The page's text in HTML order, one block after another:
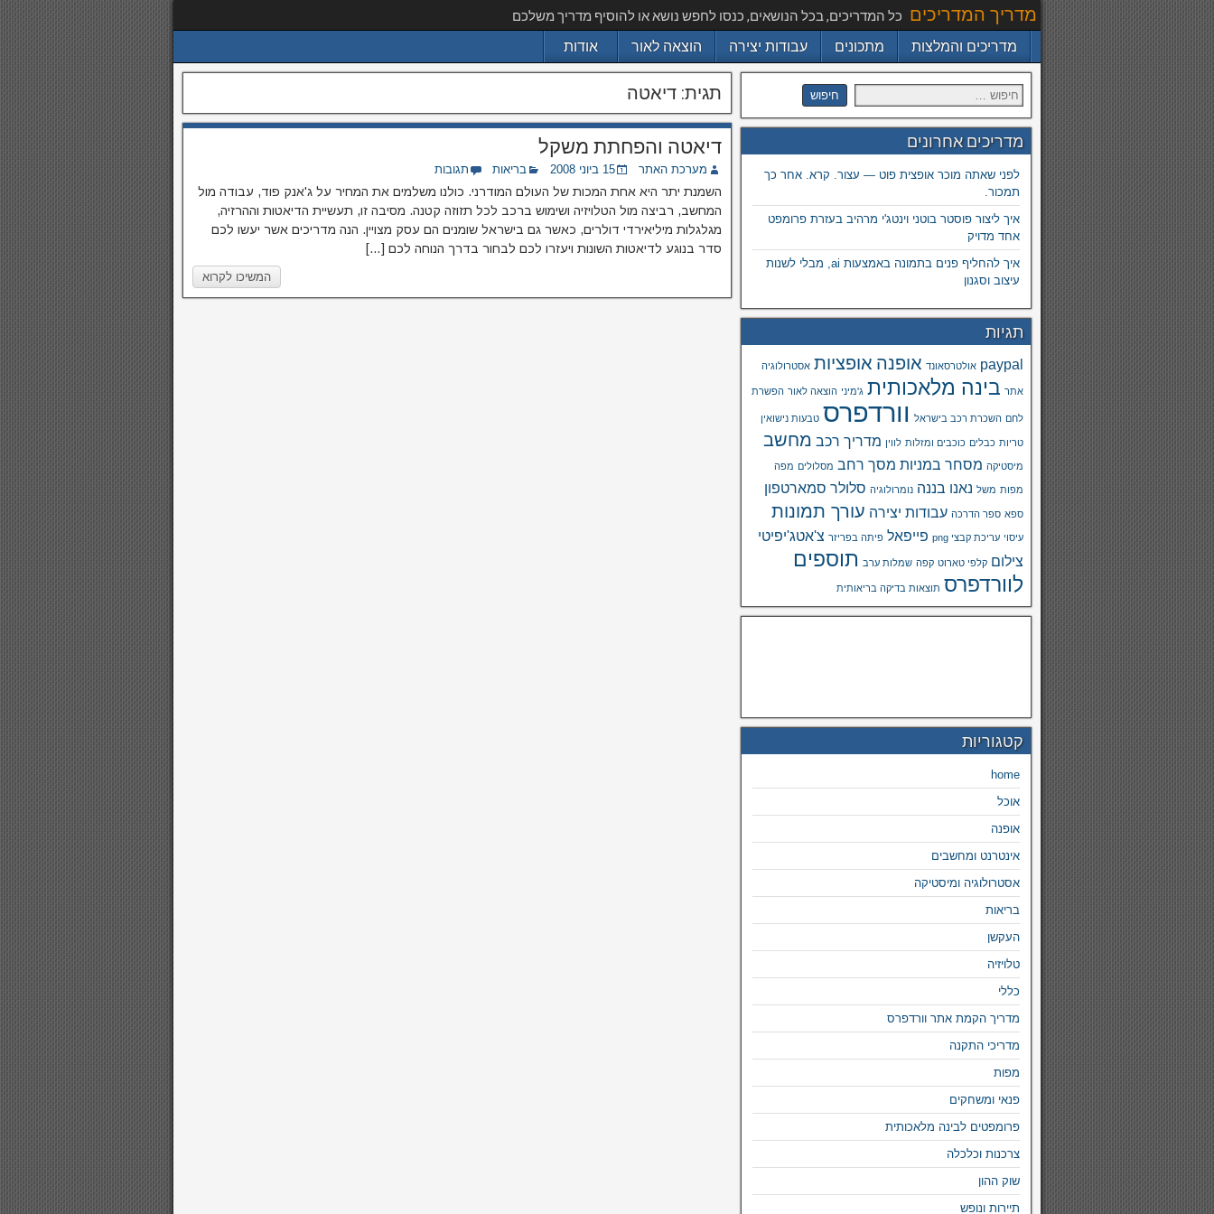
מדריך המדריכים כל המדריכים, בכל הנושאים, כנסו לחפש נושא או להוסיף מדריך משלכם
מדריכים והמלצות מתכונים עבודות יצירה הוצאה לאור אודות
תגית:דיאטה
דיאטה והפחתת משקל
מערכת האתר 15 ביוני 2008 בריאות תגובות
השמנת יתר היא אחת המכות של העולם המודרני. כולנו משלמים את המחיר על ג'אנק פוד, עבודה מול
המחשב, רביצה מול הטלויזיה ושימוש ברכב לכל תזוזה קטנה. מסיבה זו, תעשיית הדיאטות וההרזיה,
מגלגלות מיליאירדי דולרים, כאשר גם בישראל שומנים הם עסק מצויין. הנה מדריכים אשר יעשו לכם
סדר בנוגע לדיאטות השונות ויעזרו לכם לבחור בדרך הנוחה לכם […]
המשיכו לקרוא
מדריכים אחרונים
לפני שאתה מוכר אופצית פוט — עצור. קרא. אחר כך
תמכור.
איך ליצור פוסטר בוטני וינטג'י מרהיב בעזרת פרומפט
אחד מדויק
איך להחליף פנים בתמונה באמצעות ai, מבלי לשנות
עיצוב וסגנון
תגיות
paypal אולטרסאונד אופנה אופציות אסטרולוגיה
אתר בינה מלאכותית ג'מיני הוצאה לאור הפשרת
לחם השכרת רכב בישראל וורדפרס טבעות נישואין
טריות כבלים כוכבים ומזלות לווין מדריך רכב מחשב
מיסטיקה מסחר במניות מסך רחב מסלולים מפה
מפות משל נאנו בננה נומרולוגיה סלולר סמארטפון
ספא ספר הדרכה עבודות יצירה עורך תמונות
עיסוי עריכת קבצי png פייפאל פיתה בפריזר צ'אטג'יפיטי
צילום קלפי טארוט קפה שמלות ערב תוספים
לוורדפרס תוצאות בדיקה בריאותית
קטגוריות
home
אוכל
אופנה
אינטרנט ומחשבים
אסטרולוגיה ומיסטיקה
בריאות
העקשן
טלויזיה
כללי
מדריך הקמת אתר וורדפרס
מדריכי התקנה
מפות
פנאי ומשחקים
פרומפטים לבינה מלאכותית
צרכנות וכלכלה
שוק ההון
תיירות ונופש